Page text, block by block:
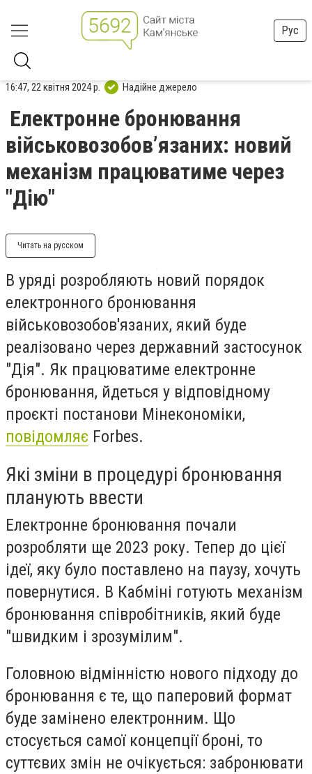
Рус
16:47, 22 квітня 2024 р. Надійне джерело
Електронне бронювання
військовозобовʼязаних: новий
механізм працюватиме через
"Дію"
Читать на русском
В уряді розробляють новий порядок
електронного бронювання
військовозобов'язаних, який буде
реалізовано через державний застосунок
"Дія". Як працюватиме електронне
бронювання, йдеться у відповідному
проєкті постанови Мінекономіки,
повідомляє Forbes.
Які зміни в процедурі бронювання
планують ввести
Електронне бронювання почали
розробляти ще 2023 року. Тепер до цієї
ідеї, яку було поставлено на паузу, хочуть
повернутися. В Кабміні готують механізм
бронювання співробітників, який буде
"швидким і зрозумілим".
Головною відмінністю нового підходу до
бронювання є те, що паперовий формат
буде замінено електронним. Що
стосується самої концепції броні, то
суттєвих змін не очікується: забронювати